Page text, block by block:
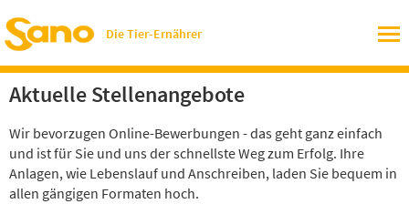
Die Tier-Ernährer
Aktuelle Stellenangebote
Wir bevorzugen Online-Bewerbungen - das geht ganz einfach
und ist für Sie und uns der schnellste Weg zum Erfolg. Ihre
Anlagen, wie Lebenslauf und Anschreiben, laden Sie bequem in
allen gängigen Formaten hoch.